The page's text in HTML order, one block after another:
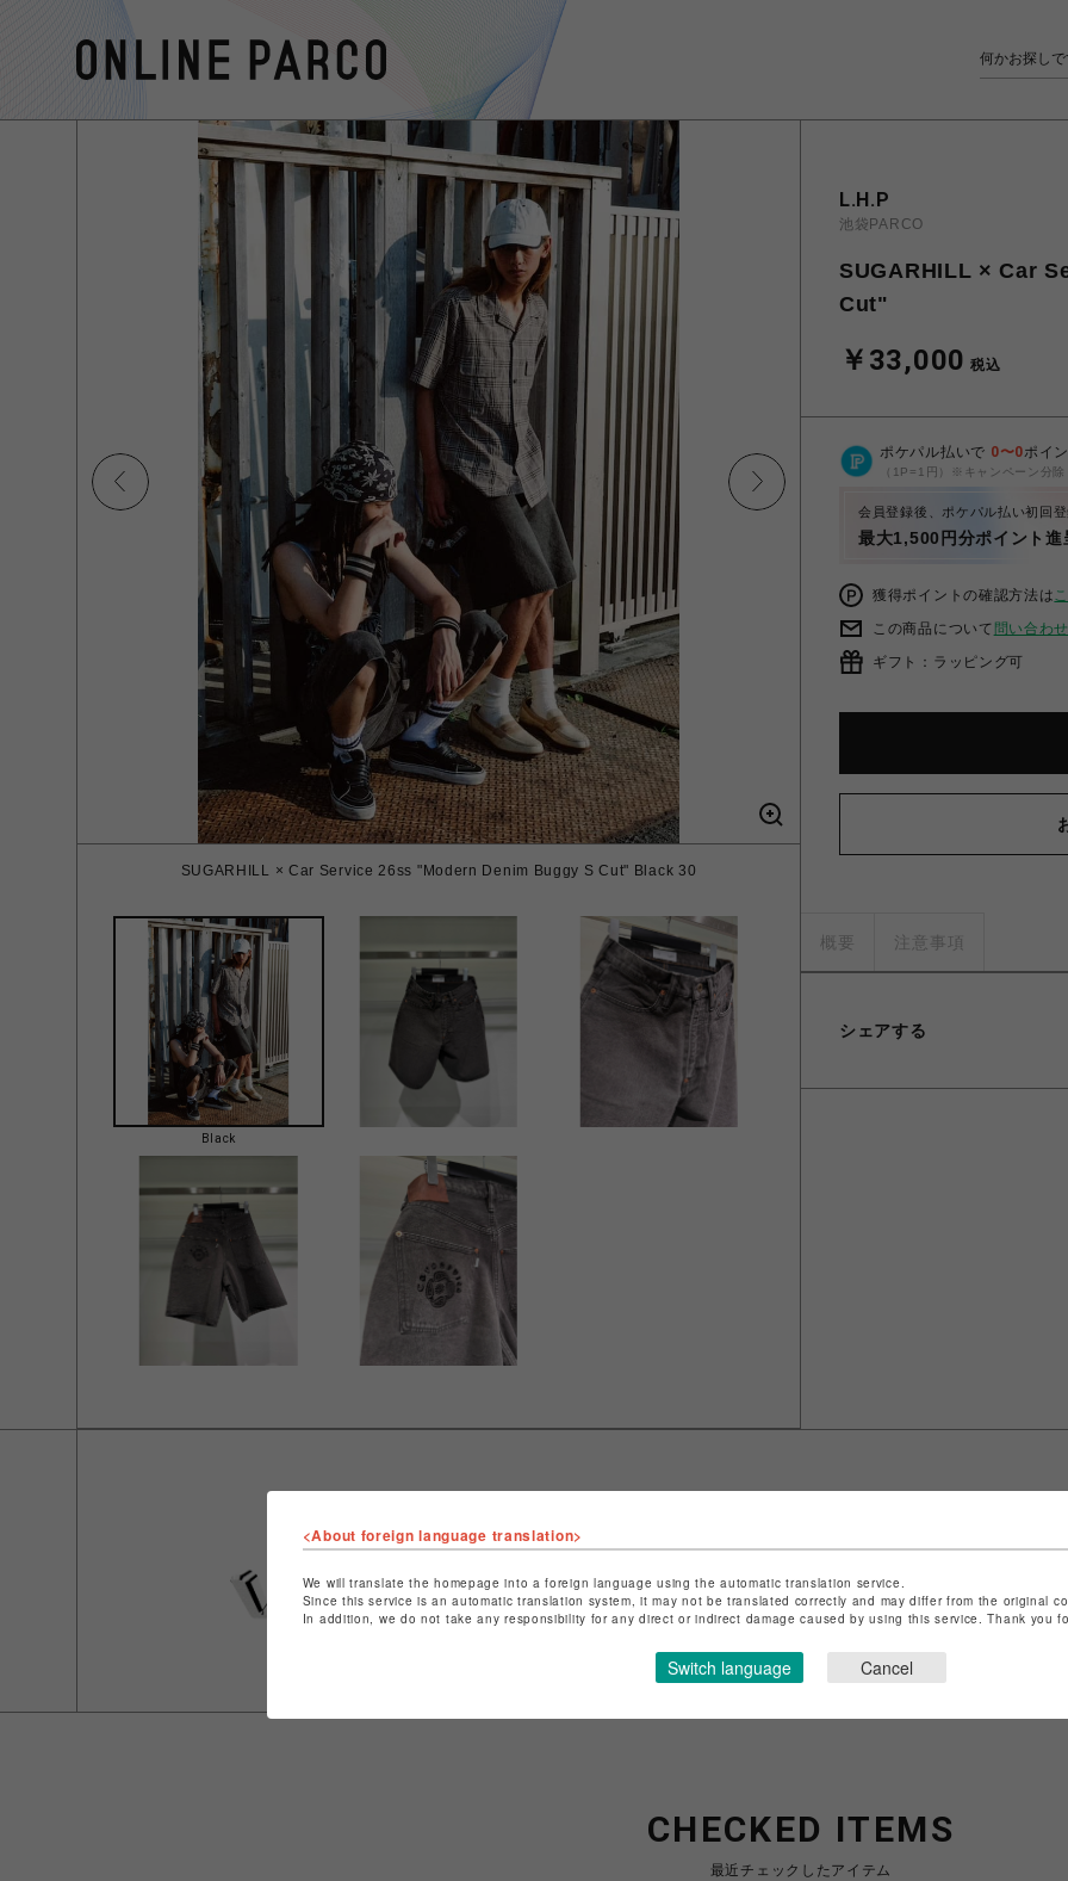
SUGARHILL × Car Service 26ss "Modern Denim Buggy S Cut" Black 30
Black
L.H.P
池袋PARCO
SUGARHILL × Car
Cut"
￥33,000 税込
ポケパル払いで 0〜0ポイ
（1P=1円）※キャンペーン分除
会員登録後、ポケパル払い初回
最大1,500円分ポイント進
獲得ポイントの確認方法は
この商品について 問い合わ
ギフト：ラッピング可
概要 注意事項
シェアする
ショップ名
特定商取引法など法令に基づく表記はこちら
ショップお問い合わせはこちら
CHECKED ITEMS
最近チェックしたアイテム
<About foreign language translation>
We will translate the homepage into a foreign language using the automatic translation service.
Since this service is an automatic translation system, it may not be translated correctly and may differ from the original
In addition, we do not take any responsibility for any direct or indirect damage caused by using this service. Thank you
Switch language Cancel